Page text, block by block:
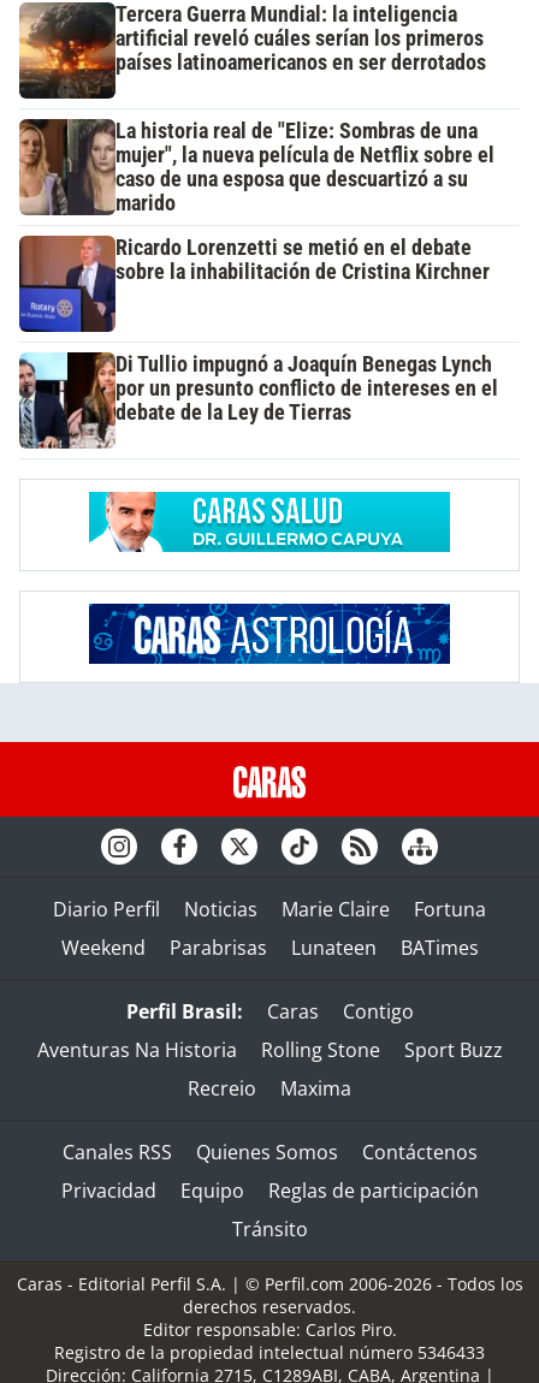
Tercera Guerra Mundial: la inteligencia
artificial reveló cuáles serían los primeros
países latinoamericanos en ser derrotados
La historia real de "Elize: Sombras de una
mujer", la nueva película de Netflix sobre el
caso de una esposa que descuartizó a su
marido
Ricardo Lorenzetti se metió en el debate
sobre la inhabilitación de Cristina Kirchner
Di Tullio impugnó a Joaquín Benegas Lynch
por un presunto conflicto de intereses en el
debate de la Ley de Tierras
Diario Perfil Noticias Marie Claire
Fortuna
Weekend
Parabrisas Lunateen BATimes
Perfil Brasil: Caras
Contigo
Aventuras Na Historia
Rolling Stone
Sport Buzz
Recreio
Maxima
Canales RSS Quienes Somos
Contáctenos
Privacidad
Equipo
Reglas de participación
Tránsito
Caras - Editorial Perfil S.A. | © Perfil.com 2006-2026 - Todos los
derechos reservados.
Editor responsable: Carlos Piro.
Registro de la propiedad intelectual número 5346433
Dirección: California 2715, C1289ABI, CABA, Argentina |